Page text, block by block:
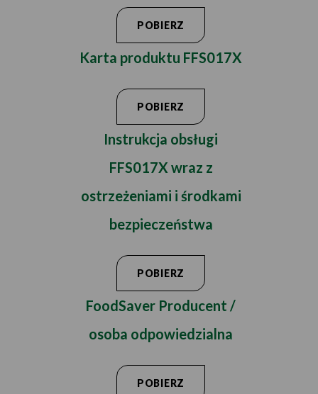
POBIERZ
Karta produktu FFS017X
POBIERZ
Instrukcja obsługi
FFS017X wraz z
ostrzeżeniami i środkami
bezpieczeństwa
POBIERZ
FoodSaver Producent /
osoba odpowiedzialna
POBIERZ